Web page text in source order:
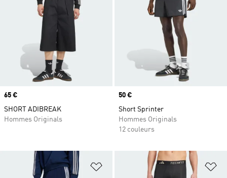
Prix
65 €
SHORT ADIBREAK
Hommes Originals
Prix
50 €
Short Sprinter
Hommes Originals
12 couleurs
Ajouter à la Liste de produits